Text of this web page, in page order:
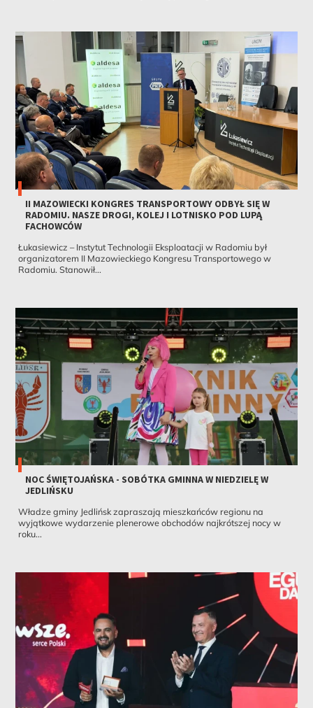
II MAZOWIECKI KONGRES TRANSPORTOWY ODBYŁ SIĘ W
RADOMIU. NASZE DROGI, KOLEJ I LOTNISKO POD LUPĄ
FACHOWCÓW
Łukasiewicz – Instytut Technologii Eksploatacji w Radomiu był
organizatorem II Mazowieckiego Kongresu Transportowego w
Radomiu. Stanowił...
NOC ŚWIĘTOJAŃSKA - SOBÓTKA GMINNA W NIEDZIELĘ W
JEDLIŃSKU
Władze gminy Jedlińsk zapraszają mieszkańców regionu na
wyjątkowe wydarzenie plenerowe obchodów najkrótszej nocy w
roku...